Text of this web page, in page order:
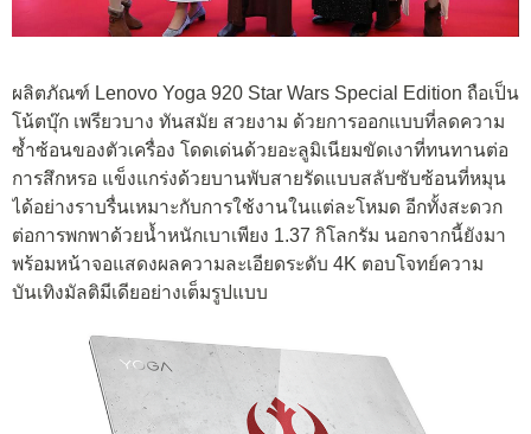
ผลิตภัณฑ์ Lenovo Yoga 920 Star Wars Special Edition ถือเป็น
โน้ตบุ๊ก เพรียวบาง ทันสมัย สวยงาม ด้วยการออกแบบที่ลดความ
ซ้ำซ้อนของตัวเครื่อง โดดเด่นด้วยอะลูมิเนียมขัดเงาที่ทนทานต่อ
การสึกหรอ แข็งแกร่งด้วยบานพับสายรัดแบบสลับซับซ้อนที่หมุน
ได้อย่างราบรื่นเหมาะกับการใช้งานในแต่ละโหมด อีกทั้งสะดวก
ต่อการพกพาด้วยน้ำหนักเบาเพียง 1.37 กิโลกรัม นอกจากนี้ยังมา
พร้อมหน้าจอแสดงผลความละเอียดระดับ 4K ตอบโจทย์ความ
บันเทิงมัลติมีเดียอย่างเต็มรูปแบบ